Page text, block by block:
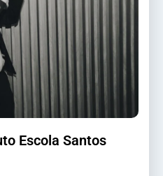
Escola Santos